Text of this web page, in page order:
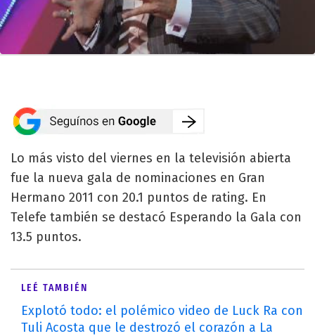
Lo más visto del viernes en la televisión abierta
fue la nueva gala de nominaciones en Gran
Hermano 2011 con 20.1 puntos de rating. En
Telefe también se destacó Esperando la Gala con
13.5 puntos.
LEÉ TAMBIÉN
Explotó todo: el polémico video de Luck Ra con
Tuli Acosta que le destrozó el corazón a La